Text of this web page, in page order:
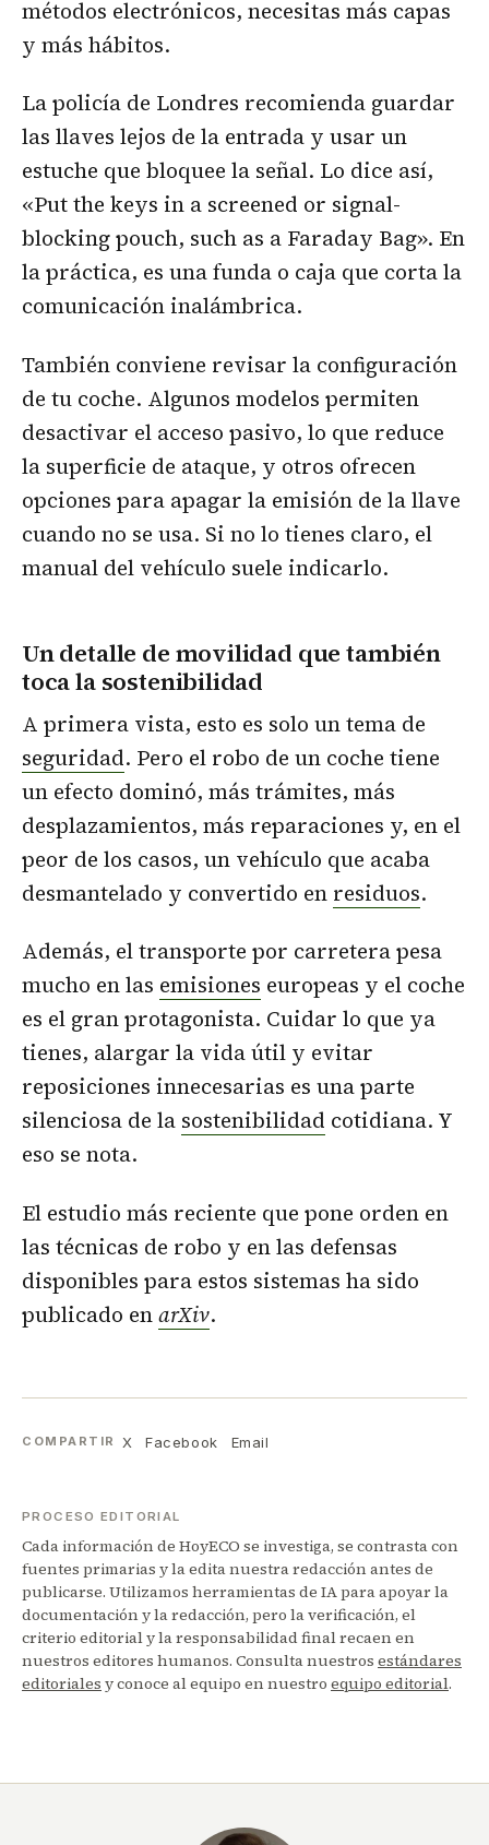
métodos electrónicos, necesitas más capas
y más hábitos.
La policía de Londres recomienda guardar
las llaves lejos de la entrada y usar un
estuche que bloquee la señal. Lo dice así,
«Put the keys in a screened or signal-
blocking pouch, such as a Faraday Bag». En
la práctica, es una funda o caja que corta la
comunicación inalámbrica.
También conviene revisar la configuración
de tu coche. Algunos modelos permiten
desactivar el acceso pasivo, lo que reduce
la superficie de ataque, y otros ofrecen
opciones para apagar la emisión de la llave
cuando no se usa. Si no lo tienes claro, el
manual del vehículo suele indicarlo.
Un detalle de movilidad que también
toca la sostenibilidad
A primera vista, esto es solo un tema de
seguridad. Pero el robo de un coche tiene
un efecto dominó, más trámites, más
desplazamientos, más reparaciones y, en el
peor de los casos, un vehículo que acaba
desmantelado y convertido en residuos.
Además, el transporte por carretera pesa
mucho en las emisiones europeas y el coche
es el gran protagonista. Cuidar lo que ya
tienes, alargar la vida útil y evitar
reposiciones innecesarias es una parte
silenciosa de la sostenibilidad cotidiana. Y
eso se nota.
El estudio más reciente que pone orden en
las técnicas de robo y en las defensas
disponibles para estos sistemas ha sido
publicado enarXiv.
COMPARTIR X Facebook Email
PROCESO EDITORIAL
Cada información de HoyECO se investiga, se contrasta con
fuentes primarias y la edita nuestra redacción antes de
publicarse. Utilizamos herramientas de IA para apoyar la
documentación y la redacción, pero la verificación, el
criterio editorial y la responsabilidad final recaen en
nuestros editores humanos. Consulta nuestros estándares
editoriales y conoce al equipo en nuestro equipo editorial.